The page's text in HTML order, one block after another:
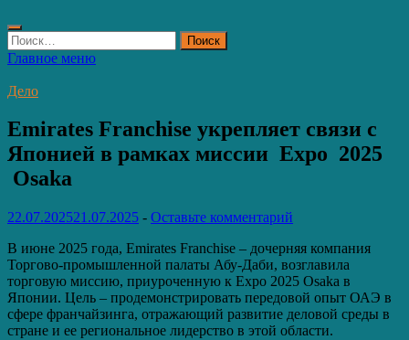
Найти:
Главное меню
Дело
Emirates Franchise укрепляет связи с
Японией в рамках миссии Expo 2025
Osaka
22.07.202521.07.2025 - Оставьте комментарий
В июне 2025 года, Emirates Franchise – дочерняя компания
Торгово-промышленной палаты Абу-Даби, возглавила
торговую миссию, приуроченную к Expo 2025 Osaka в
Японии. Цель – продемонстрировать передовой опыт ОАЭ в
сфере франчайзинга, отражающий развитие деловой среды в
стране и ее региональное лидерство в этой области.